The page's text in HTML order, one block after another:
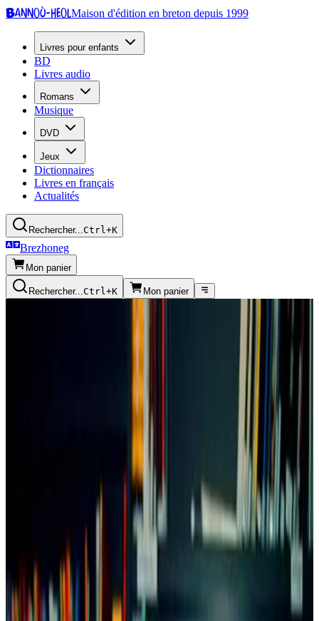
Bannoù-heolMaison d'édition en breton depuis 1999
Livres pour enfants
BD
Livres audio
Romans
Musique
DVD
Jeux
Dictionnaires
Livres en français
Actualités
Rechercher...Ctrl+K
Brezhoneg
Mon panier
Rechercher...Ctrl+K Mon panier